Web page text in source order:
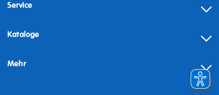
Service
Kataloge
Mehr